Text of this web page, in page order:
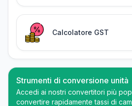
Calcolatore GST
Strumenti di conversione unità
Accedi ai nostri convertitori più
convertire rapidamente tassi di